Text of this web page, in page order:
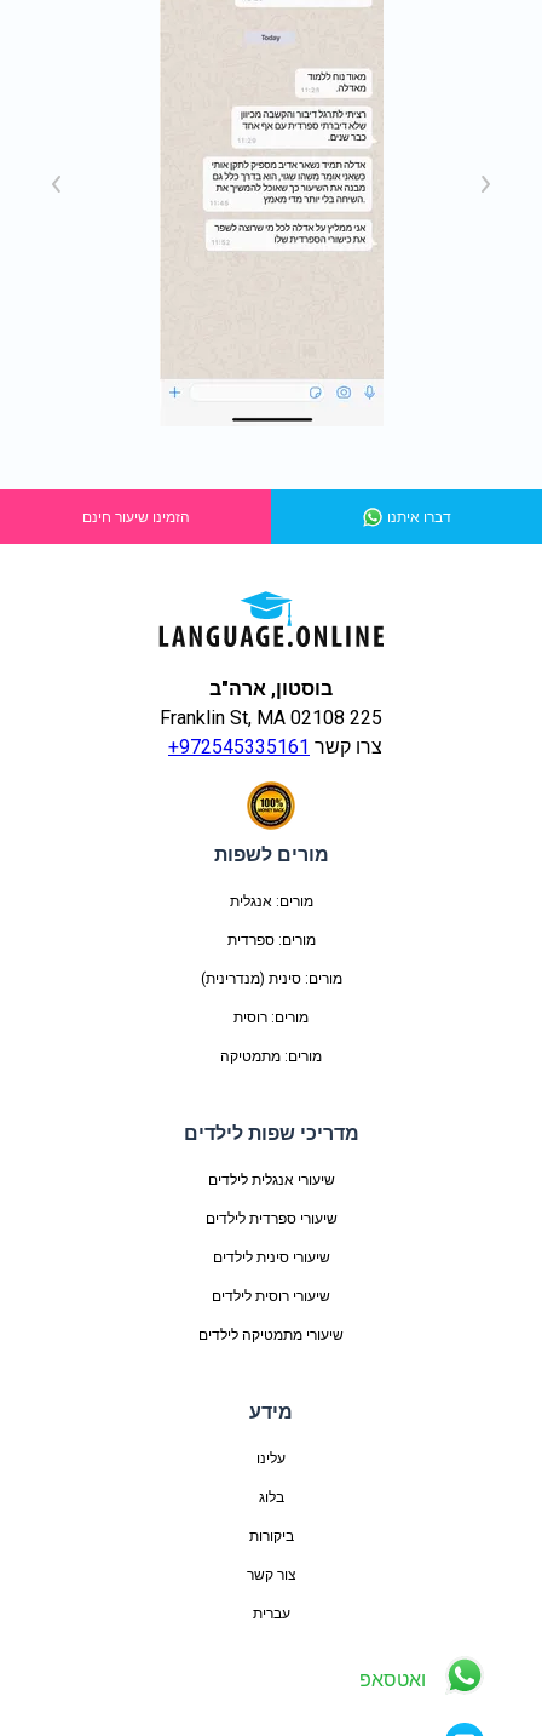
דברו איתנו הזמינו שיעור חינם
בוסטון, ארה"ב
225 Franklin St, MA 02108
צרו קשר +972545335161
מורים לשפות
מורים: אנגלית
מורים: ספרדית
מורים: סינית (מנדרינית)
מורים: רוסית
מורים: מתמטיקה
מדריכי שפות לילדים
שיעורי אנגלית לילדים
שיעורי ספרדית לילדים
שיעורי סינית לילדים
שיעורי רוסית לילדים
שיעורי מתמטיקה לילדים
מידע
עלינו
בלוג
ביקורות
צור קשר
עברית
ואטסאפ